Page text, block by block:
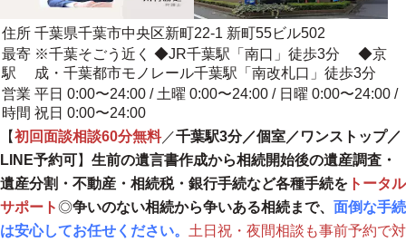
住所 千葉県千葉市中央区新町22-1 新町55ビル502
最寄
駅
※千葉そごう近く ◆JR千葉駅「南口」徒歩3分 ◆京
成・千葉都市モノレール千葉駅「南改札口」徒歩3分
営業
時間
平日 0:00〜24:00 / 土曜 0:00〜24:00 / 日曜 0:00〜24:00 /
祝日 0:00〜24:00
【初回面談相談60分無料／千葉駅3分／個室／ワンストップ／
LINE予約可】 生前の遺言書作成から相続開始後の遺産調査・
遺産分割・不動産・相続税・銀行手続など各種手続を トータル
サポート◎争いのない相続から争いある相続まで、 面倒な手続
は安心してお任せください。 土日祝・夜間相談も事前予約で対